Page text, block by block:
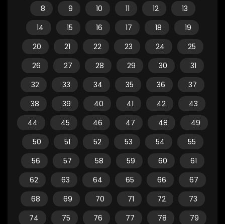
8
9 10 11 12
13
14
15 16 17 18
19
20
21 22 23 24
25
26
27 28 29 30
31
32
33 34 35 36
37
38
39 40 41 42
43
44
45 46 47 48
49
50
51 52 53 54
55
56
57 58 59 60
61
62
63 64 65 66
67
68
69 70 71 72
73
74
75 76 77 78
79